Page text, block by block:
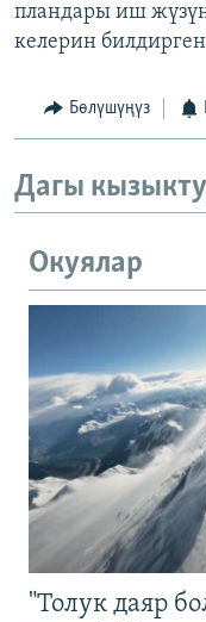
пландары иш
келерин
Бөлүшүңүз
Дагы
Окуялар
"Толук даяр